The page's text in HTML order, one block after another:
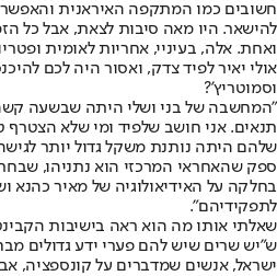
חשובים כמו המתקפה האיראנית
להישאר. היו מאה סיבות לצאת, אבל כל
ואחת. אלה, בעיניי, אחריות לאומית
אולי יאיר לפיד צדק, ואסור היה לכם
וסמוטריץ'?
"המחשבה של בני ושלי היתה שבשעה
תנאים. אני חושב שלפיד ומי שלא הצטרף
שלהם היתה נותנת משקל גדול יותר
ספק שהאחראי המרכזי הוא נתניהו,
בחלקה על האידיאולוגיה של מאיר כהנא
לתפקידיהם".
שאלתי אותו מה הוא ראה בישיבות
ש"יש שרים שיש להם פערי ידע גדולים